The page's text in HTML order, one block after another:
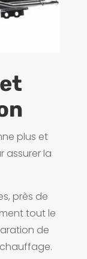
plus et
assurer la
près de
tout le
de